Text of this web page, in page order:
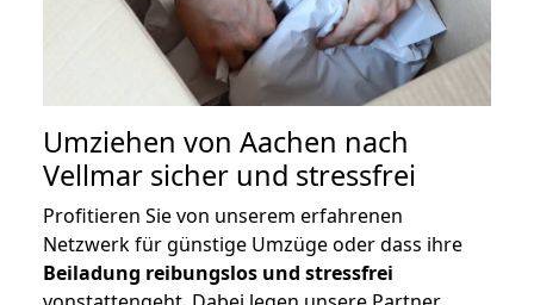
Umziehen von Aachen nach
Vellmar sicher und stressfrei
Profitieren Sie von unserem erfahrenen
Netzwerk für günstige Umzüge oder dass ihre
Beiladung reibungslos und stressfrei